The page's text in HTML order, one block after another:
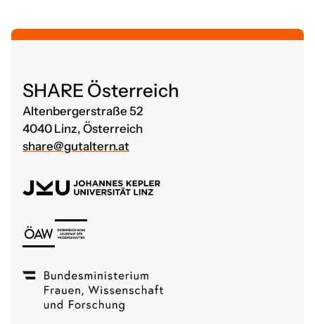
SHARE Österreich
Altenbergerstraße 52
4040 Linz, Österreich
share@gutaltern.at